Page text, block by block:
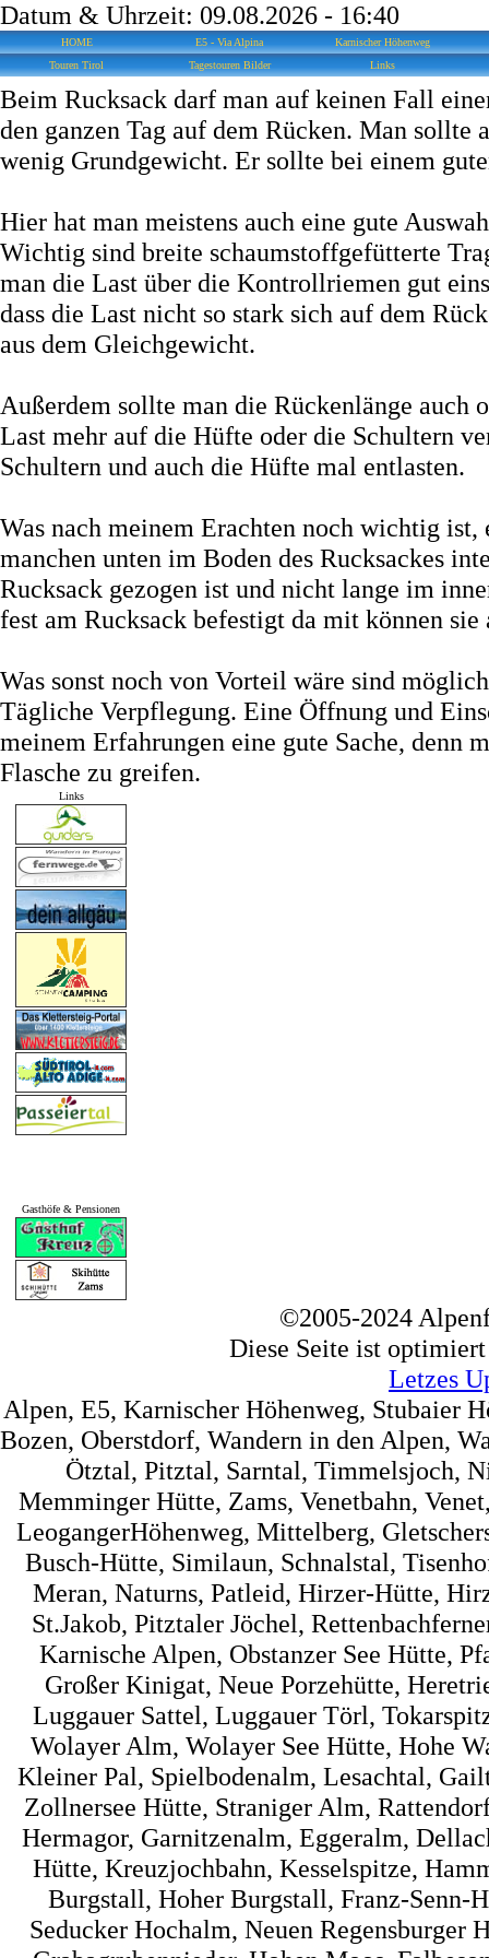
Datum & Uhrzeit: 09.08.2026 - 16:40
HOME E5 - Via Alpina
Karnischer Höhenweg
Touren Tirol
Tagestouren Bilder Links
Beim Rucksack darf man auf keinen Fall
den ganzen Tag auf dem Rücken. Man
wenig Grundgewicht. Er sollte bei einem
Hier hat man meistens auch eine gute
Wichtig sind breite schaumstoffgefütterte
man die Last über die Kontrollriemen gut
dass die Last nicht so stark sich auf dem
aus dem Gleichgewicht.
Außerdem sollte man die Rückenlänge auch
Last mehr auf die Hüfte oder die Schultern
Schultern und auch die Hüfte mal entlasten.
Was nach meinem Erachten noch wichtig
manchen unten im Boden des Rucksackes
Rucksack gezogen ist und nicht lange im
fest am Rucksack befestigt da mit können
Was sonst noch von Vorteil wäre sind
Tägliche Verpflegung. Eine Öffnung und
meinem Erfahrungen eine gute Sache, denn
Flasche zu greifen.
Links
Gasthöfe & Pensionen
©2005-2024
Diese Seite ist
Letzes
Alpen, E5, Karnischer Höhenweg, Stubaier
Bozen, Oberstdorf, Wandern in den Alpen,
Ötztal, Pitztal, Sarntal, Timmelsjoch,
Memminger Hütte, Zams, Venetbahn,
LeogangerHöhenweg, Mittelberg,
Busch-Hütte, Similaun, Schnalstal,
Meran, Naturns, Patleid, Hirzer-Hütte,
St.Jakob, Pitztaler Jöchel,
Karnische Alpen, Obstanzer See Hütte,
Großer Kinigat, Neue Porzehütte,
Luggauer Sattel, Luggauer Törl,
Wolayer Alm, Wolayer See Hütte, Hohe
Kleiner Pal, Spielbodenalm, Lesachtal,
Zollnersee Hütte, Straniger Alm,
Hermagor, Garnitzenalm, Eggeralm,
Hütte, Kreuzjochbahn, Kesselspitze,
Burgstall, Hoher Burgstall, Franz-Senn-
Seducker Hochalm, Neuen Regensburger